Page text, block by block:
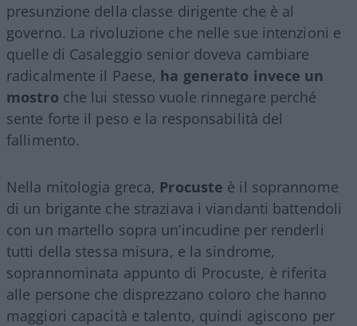
presunzione della classe dirigente che è al
governo. La rivoluzione che nelle sue intenzioni e
quelle di Casaleggio senior doveva cambiare
radicalmente il Paese, ha generato invece un
mostro che lui stesso vuole rinnegare perché
sente forte il peso e la responsabilità del
fallimento.
Nella mitologia greca, Procuste è il soprannome
di un brigante che straziava i viandanti battendoli
con un martello sopra un’incudine per renderli
tutti della stessa misura, e la sindrome,
soprannominata appunto di Procuste, è riferita
alle persone che disprezzano coloro che hanno
maggiori capacità e talento, quindi agiscono per